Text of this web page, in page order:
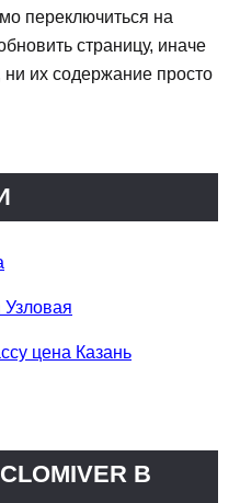
переключиться на
страницу, иначе
их содержание просто
Узловая
цена Казань
В